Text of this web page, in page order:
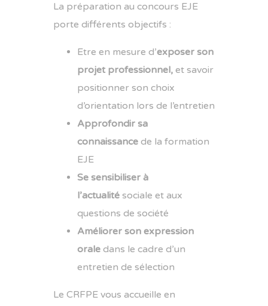
La préparation au concours EJE
porte différents objectifs :
Etre en mesure d’exposer son
projet professionnel, et savoir
positionner son choix
d’orientation lors de l’entretien
Approfondir sa
connaissance de la formation
EJE
Se sensibiliser à
l’actualité sociale et aux
questions de société
Améliorer son expression
orale dans le cadre d’un
entretien de sélection
Le CRFPE vous accueille en